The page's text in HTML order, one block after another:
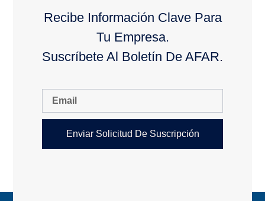
Recibe Información Clave Para
Tu Empresa.
Suscríbete Al Boletín De AFAR.
Enviar Solicitud De Suscripción